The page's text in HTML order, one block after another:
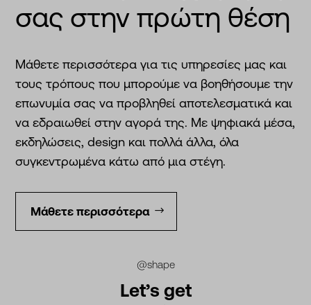
σας στην πρώτη θέση
Μάθετε περισσότερα για τις υπηρεσίες μας και
τους τρόπους που μπορούμε να βοηθήσουμε την
επωνυμία σας να προβληθεί αποτελεσματικά και
να εδραιωθεί στην αγορά της. Με ψηφιακά μέσα,
εκδηλώσεις, design και πολλά άλλα, όλα
συγκεντρωμένα κάτω από μια στέγη.
Μάθετε περισσότερα
@shape
Let’s get